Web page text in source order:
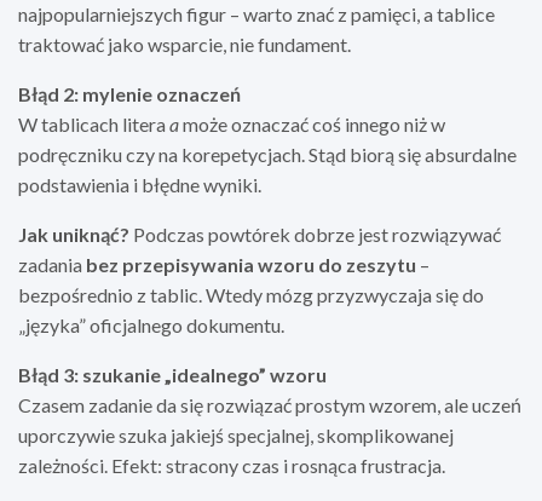
najpopularniejszych figur – warto znać z pamięci, a tablice
traktować jako wsparcie, nie fundament.
Błąd 2: mylenie oznaczeń
W tablicach literaamoże oznaczać coś innego niż w
podręczniku czy na korepetycjach. Stąd biorą się absurdalne
podstawienia i błędne wyniki.
Jak uniknąć? Podczas powtórek dobrze jest rozwiązywać
zadania bez przepisywania wzoru do zeszytu –
bezpośrednio z tablic. Wtedy mózg przyzwyczaja się do
„języka” oficjalnego dokumentu.
Błąd 3: szukanie „idealnego” wzoru
Czasem zadanie da się rozwiązać prostym wzorem, ale uczeń
uporczywie szuka jakiejś specjalnej, skomplikowanej
zależności. Efekt: stracony czas i rosnąca frustracja.